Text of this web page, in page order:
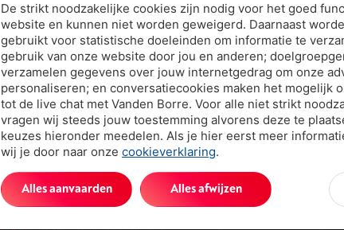
De strikt noodzakelijke cookies zijn nodig voor het goed
website en kunnen niet worden geweigerd. Daarnaast
gebruikt voor statistische doeleinden om informatie te
gebruik van onze website door jou en anderen;
verzamelen gegevens over jouw internetgedrag om onze
personaliseren; en conversatiecookies maken het mogelijk
tot de live chat met Vanden Borre. Voor alle niet strikt
vragen wij steeds jouw toestemming alvorens deze te
keuzes hieronder meedelen. Als je hier eerst meer
wij je door naar onze cookieverklaring.
Alles afwijzen
Alles aanvaarden